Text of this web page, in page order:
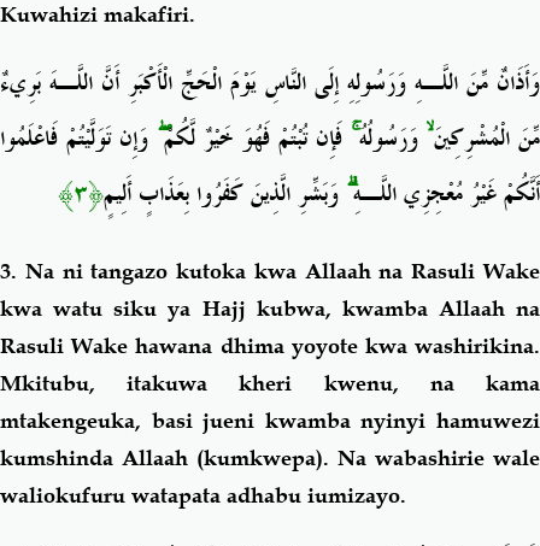
Kuwahizi makafiri.
وَأَذَانٌ مِّنَ اللَّـهِ وَرَسُولِهِ إِلَى النَّاسِ يَوْمَ الْحَجِّ الْأَكْبَرِ أَنَّ اللَّـهَ بَرِيءٌ
مِّنَ الْمُشْرِكِينَۙوَرَسُولُهُۚ فَإِن تُبْتُمْ فَهُوَ خَيْرٌ لَّكُمْۖ وَإِن تَوَلَّيْتُمْ فَاعْلَمُوا
أَنَّكُمْ غَيْرُ مُعْجِزِي اللَّـهِۗوَبَشِّرِ الَّذِينَ كَفَرُوا بِعَذَابٍ أَلِيمٍ﴿٣﴾
3. Na ni tangazo kutoka kwa Allaah na Rasuli Wake
kwa watu siku ya Hajj kubwa, kwamba Allaah na
Rasuli Wake hawana dhima yoyote kwa washirikina.
Mkitubu,itakuwa kheri kwenu, na kama
mtakengeuka, basi jueni kwamba nyinyi hamuwezi
kumshinda Allaah (kumkwepa). Na wabashirie wale
waliokufuru watapata adhabu iumizayo.